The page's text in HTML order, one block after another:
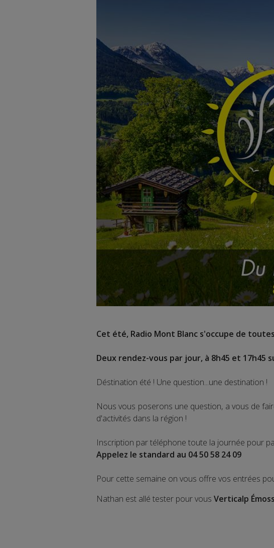
Cet été, Radio Mont Blanc s'occupe de
Deux rendez-vous par jour, à 8h45 et 17h45
Déstination été ! Une question...une destination !
Nous vous poserons une question, a vous de
d'activités dans la région !
Inscription par téléphone toute la journée pour
Appelez le standard au 04 50 58 24 09
Pour cette semaine on vous offre vos entrées
Nathan est allé tester pour vous Verticalp